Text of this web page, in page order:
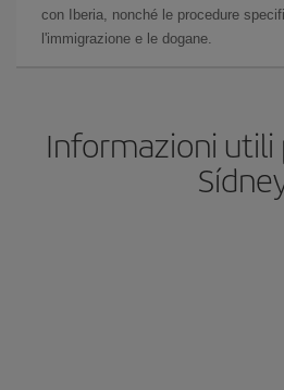
con Iberia, nonché le procedure
l'immigrazione e le dogane.
Informazioni utili